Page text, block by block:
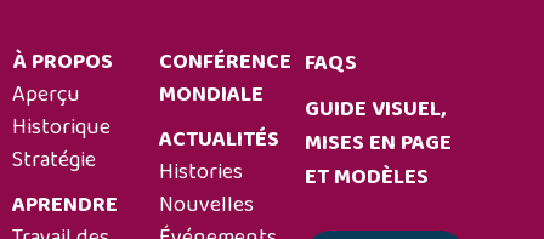
À PROPOS
Aperçu
Historique
Stratégie
APRENDRE
CONFÉRENCE
MONDIALE
ACTUALITÉS
Histories
Nouvelles
FAQS
GUIDE VISUEL,
MISES EN PAGE
ET MODÈLES